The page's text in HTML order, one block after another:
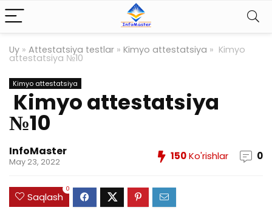
Uy » Attestatsiya testlar » Kimyo attestatsiya » Kimyo
attestatsiya №10
Kimyo attestatsiya
Kimyo attestatsiya
№10
InfoMaster
May 23, 2022 150Ko'rishlar 0
Saqlash
0